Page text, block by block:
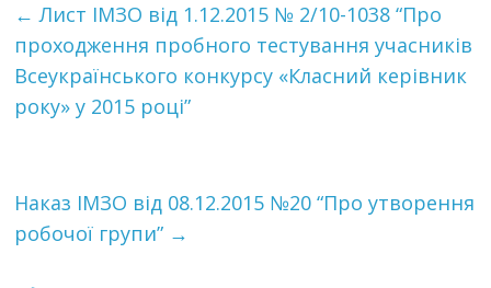
← Лист ІМЗО від 1.12.2015 № 2/10-1038 “Про
проходження пробного тестування учасників
Всеукраїнського конкурсу «Класний керівник
року» у 2015 році”
Наказ ІМЗО від 08.12.2015 №20 “Про утворення
робочої групи” →